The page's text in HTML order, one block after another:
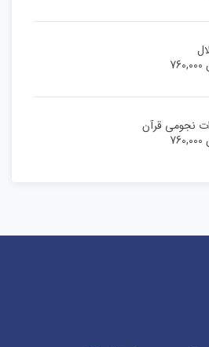
760,000
نجومی قرآن
760,000